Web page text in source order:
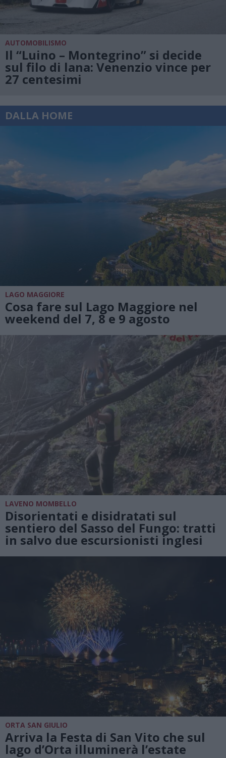
AUTOMOBILISMO
Il “Luino – Montegrino” si decide
sul filo di lana: Venenzio vince per
27 centesimi
DALLA HOME
LAGO MAGGIORE
Cosa fare sul Lago Maggiore nel
weekend del 7, 8 e 9 agosto
LAVENO MOMBELLO
Disorientati e disidratati sul
sentiero del Sasso del Fungo: tratti
in salvo due escursionisti inglesi
ORTA SAN GIULIO
Arriva la Festa di San Vito che sul
lago d’Orta illuminerà l’estate